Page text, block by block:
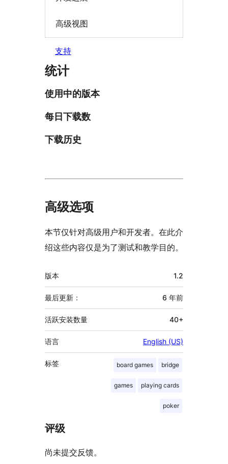
高级视图
支持
统计
使用中的版本
每日下载数
下载历史
高级选项
本节仅针对高级用户和开发者。在此介
绍这些内容仅是为了测试和教学目的。
额
外
信
息
版本 1.2
最后更新： 6 年前
活跃安装数量 40+
语言 English (US)
标签 board games bridge
games playing cards
poker
评级
尚未提交反馈。